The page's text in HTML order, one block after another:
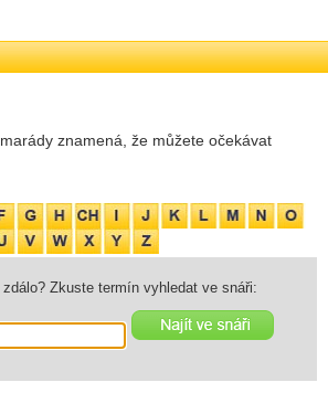
znamená, že můžete očekávat
Zkuste termín vyhledat ve snáři: